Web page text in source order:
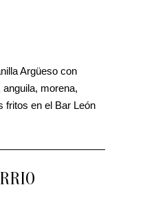
Argüeso con
morena,
fritos en el Bar León